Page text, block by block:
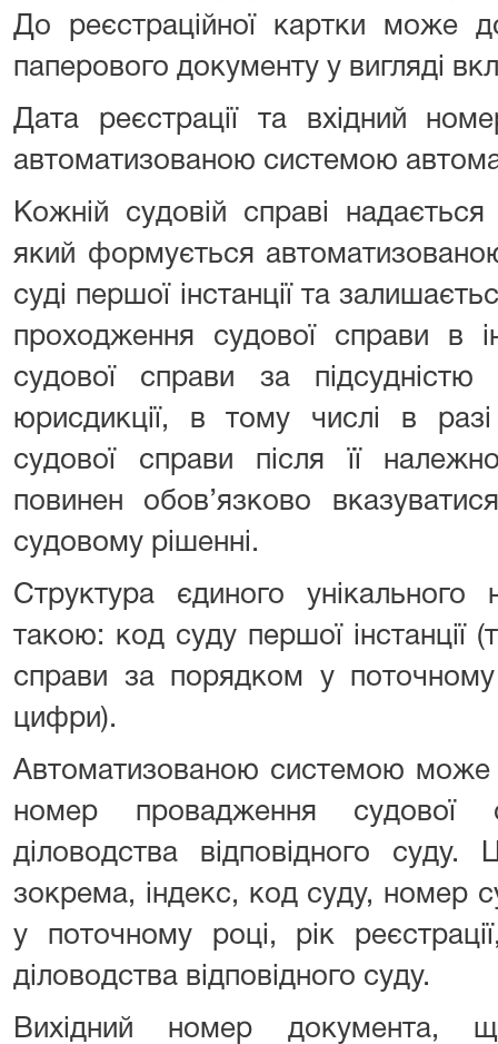
До реєстраційної картки може
паперового документу у вигляді
Дата реєстрації та вхідний
автоматизованою системою
Кожній судовій справі
який формується
суді першої інстанції та
проходження судової справи в
судової справи за
юрисдикції, в тому числі в
судової справи після її
повинен обов’язково
судовому рішенні.
Структура єдиного
такою: код суду першої інстанції
справи за порядком у поточному
цифри).
Автоматизованою системою може
номер провадження судової
діловодства відповідного
зокрема, індекс, код суду, номер
у поточному році, рік
діловодства відповідного суду.
Вихідний номер документа,